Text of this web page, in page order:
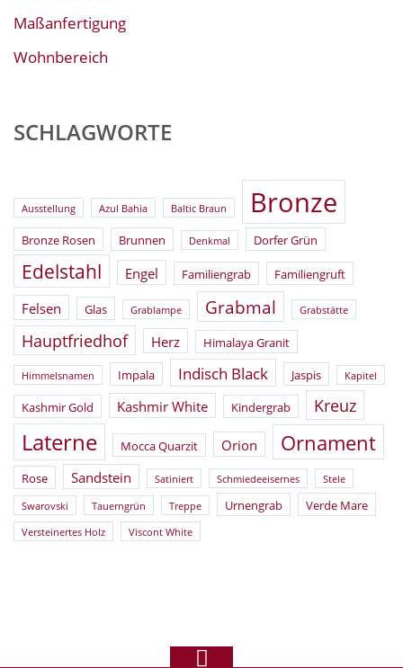
Maßanfertigung
Wohnbereich
SCHLAGWORTE
Ausstellung Azul Bahia Baltic Braun Bronze
Bronze Rosen Brunnen Denkmal Dorfer Grün
Edelstahl Engel Familiengrab Familiengruft
Felsen Glas Grablampe Grabmal Grabstätte
Hauptfriedhof Herz Himalaya Granit
Himmelsnamen Impala Indisch Black Jaspis Kapitel
Kashmir Gold Kashmir White Kindergrab Kreuz
Laterne Mocca Quarzit Orion Ornament
Rose Sandstein Satiniert Schmiedeeisernes Stele
Swarovski Tauerngrün Treppe Urnengrab Verde Mare
Versteinertes Holz Viscont White